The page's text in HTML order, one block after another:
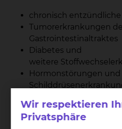
chronisch
Tumorerkrankungen
Gastrointestinaltraktes
Diabetes und
weitere
Hormonstörungen und
Wir respektieren
Privatsphäre